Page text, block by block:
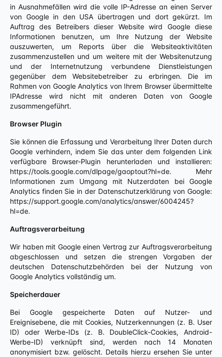
in Ausnahmefällen wird die volle IP-Adresse an einen Server
von Google in den USA übertragen und dort gekürzt. Im
Auftrag des Betreibers dieser Website wird Google diese
Informationen benutzen, um Ihre Nutzung der Website
auszuwerten, um Reports über die Websiteaktivitäten
zusammenzustellen und um weitere mit der Websitenutzung
und der Internetnutzung verbundene Dienstleistungen
gegenüber dem Websitebetreiber zu erbringen. Die im
Rahmen von Google Analytics von Ihrem Browser übermittelte
IPAdresse wird nicht mit anderen Daten von Google
zusammengeführt.
Browser Plugin
Sie können die Erfassung und Verarbeitung Ihrer Daten durch
Google verhindern, indem Sie das unter dem folgenden Link
verfügbare Browser-Plugin herunterladen und installieren:
https://tools.google.com/dlpage/gaoptout?hl=de. Mehr
Informationen zum Umgang mit Nutzerdaten bei Google
Analytics finden Sie in der Datenschutzerklärung von Google:
https://support.google.com/analytics/answer/6004245?
hl=de.
Auftragsverarbeitung
Wir haben mit Google einen Vertrag zur Auftragsverarbeitung
abgeschlossen und setzen die strengen Vorgaben der
deutschen Datenschutzbehörden bei der Nutzung von
Google Analytics vollständig um.
Speicherdauer
Bei Google gespeicherte Daten auf Nutzer- und
Ereignisebene, die mit Cookies, Nutzerkennungen (z. B. User
ID) oder Werbe-IDs (z. B. DoubleClick-Cookies, Android-
Werbe-ID) verknüpft sind, werden nach 14 Monaten
anonymisiert bzw. gelöscht. Details hierzu ersehen Sie unter